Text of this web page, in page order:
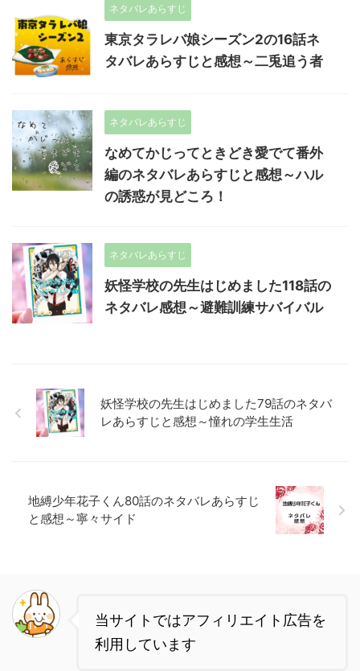
ネタバレあらすじ
東京タラレバ娘シーズン2の16話ネ
タバレあらすじと感想～二兎追う者
ネタバレあらすじ
なめてかじってときどき愛でて番外
編のネタバレあらすじと感想～ハル
の誘惑が見どころ！
ネタバレあらすじ
妖怪学校の先生はじめました118話の
ネタバレ感想～避難訓練サバイバル
妖怪学校の先生はじめました79話のネタバ
レあらすじと感想～憧れの学生生活
地縛少年花子くん80話のネタバレあらすじ
と感想～寧々サイド
当サイトではアフィリエイト広告を
利用しています